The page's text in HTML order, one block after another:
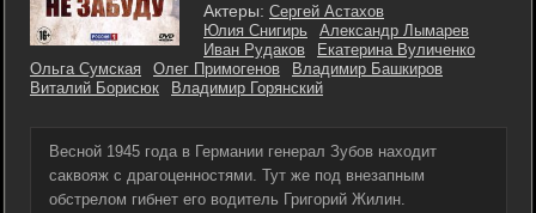
Актеры: Сергей Астахов
Юлия Снигирь
Александр Лымарев
Иван Рудаков
Екатерина Вуличенко
Ольга Сумская
Олег Примогенов
Владимир Башкиров
Виталий Борисюк
Владимир Горянский
Весной 1945 года в Германии генерал Зубов находит
саквояж с драгоценностями. Тут же под внезапным
обстрелом гибнет его водитель Григорий Жилин.